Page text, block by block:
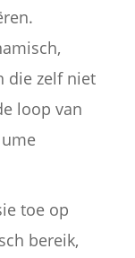
die zelf niet
loop van
toe op
bereik,